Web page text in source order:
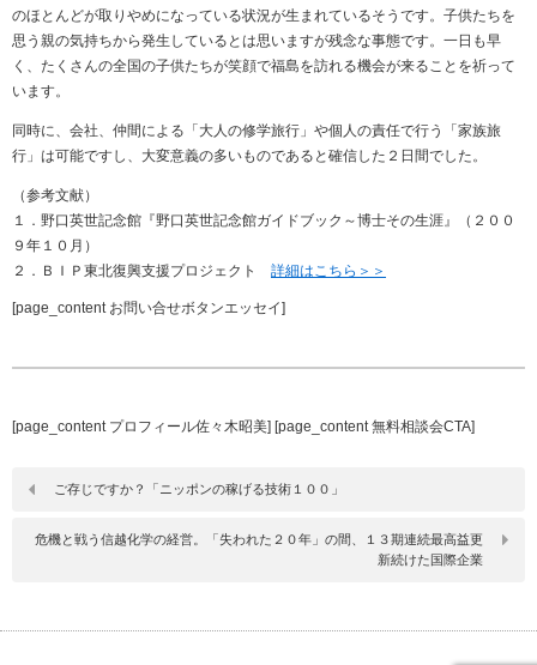
のほとんどが取りやめになっている状況が生まれているそうです。子供たちを
思う親の気持ちから発生しているとは思いますが残念な事態です。一日も早
く、たくさんの全国の子供たちが笑顔で福島を訪れる機会が来ることを祈って
います。
同時に、会社、仲間による「大人の修学旅行」や個人の責任で行う「家族旅
行」は可能ですし、大変意義の多いものであると確信した２日間でした。
（参考文献）
１．野口英世記念館『野口英世記念館ガイドブック～博士その生涯』（２００
９年１０月）
２．ＢＩＰ東北復興支援プロジェクト 詳細はこちら＞＞
[page_content お問い合せボタンエッセイ]
[page_content プロフィール佐々木昭美] [page_content 無料相談会CTA]
ご存じですか？「ニッポンの稼げる技術１００」
危機と戦う信越化学の経営。「失われた２０年」の間、１３期連続最高益更
新続けた国際企業